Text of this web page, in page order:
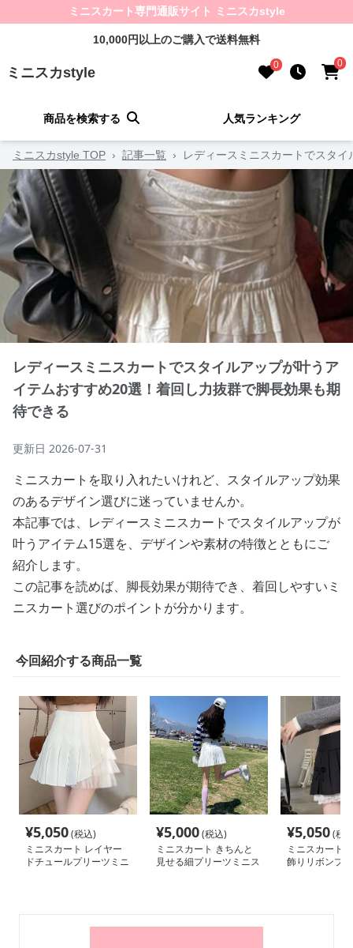
ミニスカート専門通販サイト ミニスカstyle
10,000円以上のご購入で送料無料
ミニスカstyle 0 0
商品を検索する 人気ランキング
ミニスカstyle TOP › 記事一覧 › レディースミニスカートでスタ
レディースミニスカートでスタイルアップが叶うア
イテムおすすめ20選！着回し力抜群で脚長効果も期
待できる
更新日 2026-07-31
ミニスカートを取り入れたいけれど、スタイルアップ効果
のあるデザイン選びに迷っていませんか。
本記事では、レディースミニスカートでスタイルアップが
叶うアイテム15選を、デザインや素材の特徴とともにご
紹介します。
この記事を読めば、脚長効果が期待でき、着回しやすいミ
ニスカート選びのポイントが分かります。
今回紹介する商品一覧
¥5,050(税込)
ミニスカート レイヤー
ドチュールプリーツミニ
¥5,000(税込)
ミニスカート きちんと
見せる細プリーツミニス
¥5,050(税
ミニスカート
飾りリボンプ